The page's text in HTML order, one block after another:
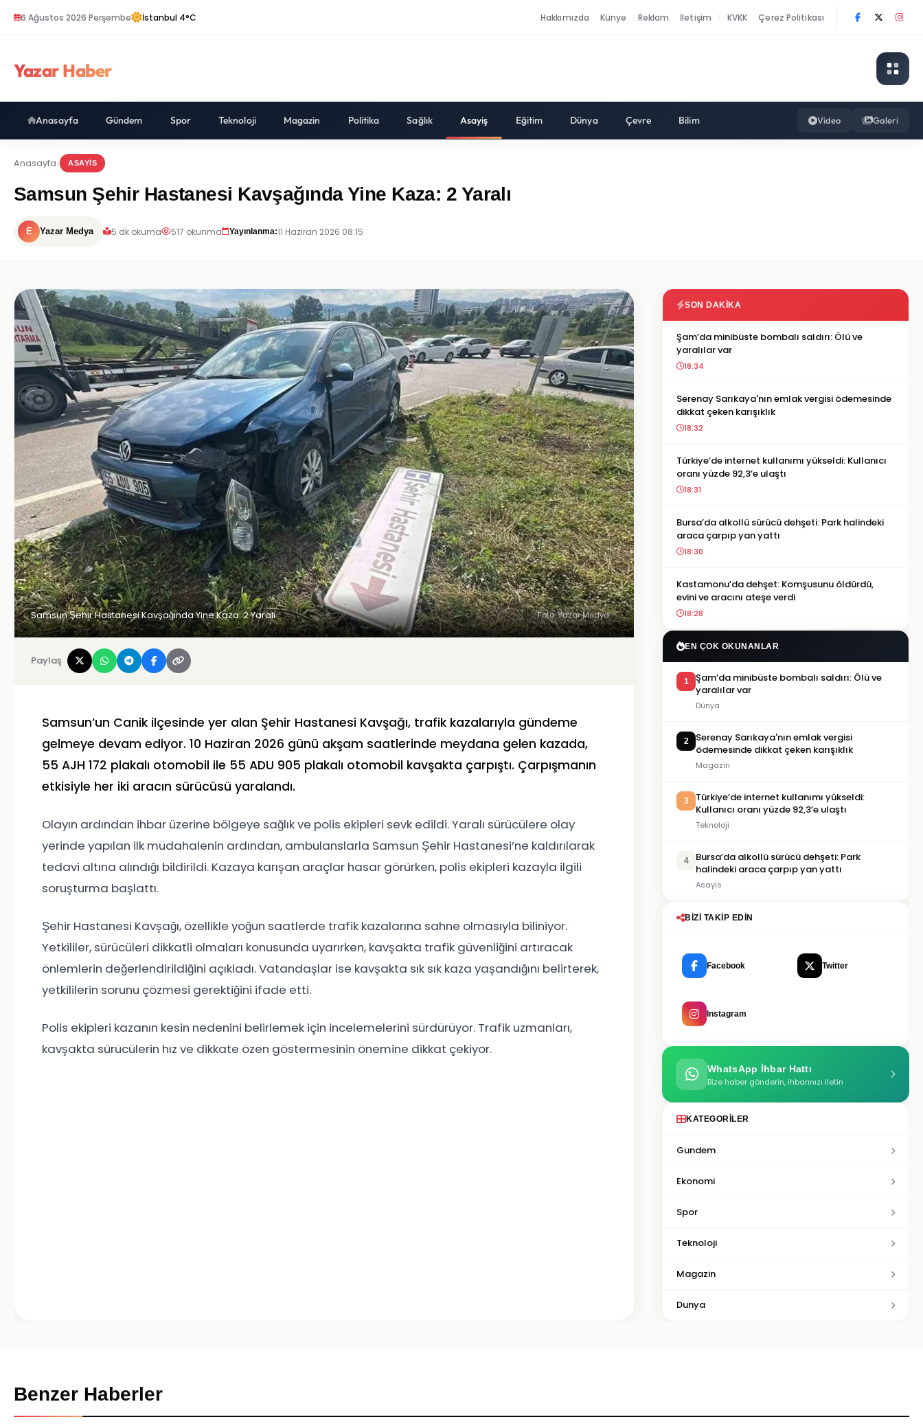
6 Ağustos 2026 Perşembe İstanbul 4°C Hakkımızda Künye Reklam İletişim KVKK Çerez Politikası
Yazar Haber
Anasayfa Gündem Spor Teknoloji Magazin Politika Sağlık Asayiş Eğitim Dünya Çevre Bilim Video Galeri
Anasayfa ASAYIS
Samsun Şehir Hastanesi Kavşağında Yine Kaza: 2 Yaralı
E Yazar Medya 5 dk okuma 517 okunma Yayınlanma:11 Haziran 2026 08:15
Samsun Şehir Hastanesi Kavşağında Yine Kaza: 2 Yaralı Foto: Yazar Medya
Paylaş
Samsun’un Canik ilçesinde yer alan Şehir Hastanesi Kavşağı, trafik kazalarıyla gündeme
gelmeye devam ediyor. 10 Haziran 2026 günü akşam saatlerinde meydana gelen kazada,
55 AJH 172 plakalı otomobil ile 55 ADU 905 plakalı otomobil kavşakta çarpıştı. Çarpışmanın
etkisiyle her iki aracın sürücüsü yaralandı.
Olayın ardından ihbar üzerine bölgeye sağlık ve polis ekipleri sevk edildi. Yaralı sürücülere olay
yerinde yapılan ilk müdahalenin ardından, ambulanslarla Samsun Şehir Hastanesi’ne kaldırılarak
tedavi altına alındığı bildirildi. Kazaya karışan araçlar hasar görürken, polis ekipleri kazayla ilgili
soruşturma başlattı.
Şehir Hastanesi Kavşağı, özellikle yoğun saatlerde trafik kazalarına sahne olmasıyla biliniyor.
Yetkililer, sürücüleri dikkatli olmaları konusunda uyarırken, kavşakta trafik güvenliğini artıracak
önlemlerin değerlendirildiğini açıkladı. Vatandaşlar ise kavşakta sık sık kaza yaşandığını belirterek,
yetkililerin sorunu çözmesi gerektiğini ifade etti.
Polis ekipleri kazanın kesin nedenini belirlemek için incelemelerini sürdürüyor. Trafik uzmanları,
kavşakta sürücülerin hız ve dikkate özen göstermesinin önemine dikkat çekiyor.
SON DAKIKA
Şam’da minibüste bombalı saldırı: Ölü ve
yaralılar var
18:34
Serenay Sarıkaya'nın emlak vergisi ödemesinde
dikkat çeken karışıklık
18:32
Türkiye’de internet kullanımı yükseldi: Kullanıcı
oranı yüzde 92,3’e ulaştı
18:31
Bursa’da alkollü sürücü dehşeti: Park halindeki
araca çarpıp yan yattı
18:30
Kastamonu’da dehşet: Komşusunu öldürdü,
evini ve aracını ateşe verdi
18:28
EN ÇOK OKUNANLAR
1
Şam’da minibüste bombalı saldırı: Ölü ve
yaralılar var
Dünya
2
Serenay Sarıkaya'nın emlak vergisi
ödemesinde dikkat çeken karışıklık
Magazin
3
Türkiye’de internet kullanımı yükseldi:
Kullanıcı oranı yüzde 92,3’e ulaştı
Teknoloji
4
Bursa’da alkollü sürücü dehşeti: Park
halindeki araca çarpıp yan yattı
Asayis
BIZI TAKIP EDIN
Facebook Twitter
Instagram
WhatsApp İhbar Hattı
Bize haber gönderin, ihbarınızı iletin
KATEGORILER
Gundem
Ekonomi
Spor
Teknoloji
Magazin
Dunya
Benzer Haberler